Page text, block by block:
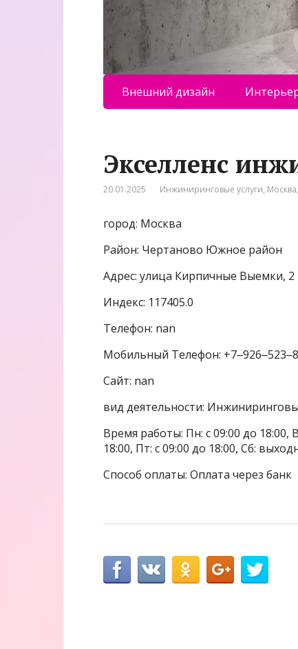
Внешний дизайн
Экселленс
20.01.2025 Инжиниринговые услуги, Москва,
город: Москва
Район: Чертаново Южное район
Адрес: улица Кирпичные Выемки, 2
Индекс: 117405.0
Телефон: nan
Мобильный Телефон:
Сайт: nan
вид деятельности:
Время работы: Пн: с 09:00 до 18:00,
18:00, Пт: с 09:00 до 18:00, Сб:
Способ оплаты: Оплата через банк